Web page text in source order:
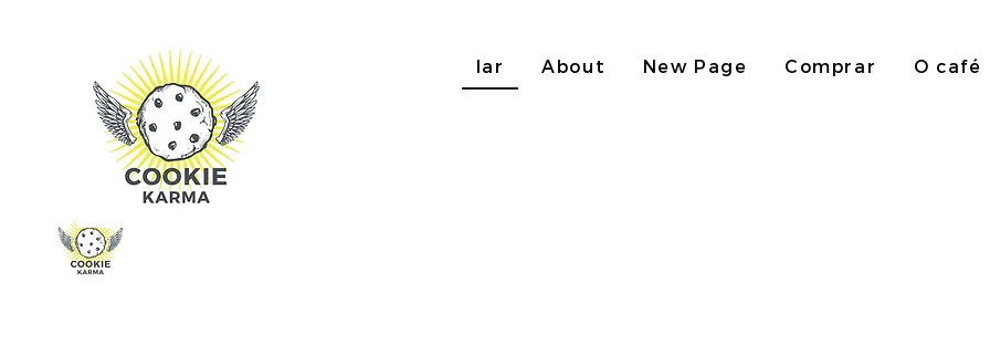
lar About New Page Comprar O café